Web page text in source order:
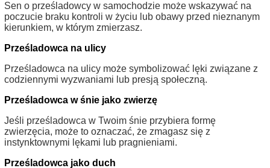
Sen o prześladowcy w samochodzie może wskazywać na
poczucie braku kontroli w życiu lub obawy przed nieznanym
kierunkiem, w którym zmierzasz.
Prześladowca na ulicy
Prześladowca na ulicy może symbolizować lęki związane z
codziennymi wyzwaniami lub presją społeczną.
Prześladowca w śnie jako zwierzę
Jeśli prześladowca w Twoim śnie przybiera formę
zwierzęcia, może to oznaczać, że zmagasz się z
instynktownymi lękami lub pragnieniami.
Prześladowca jako duch